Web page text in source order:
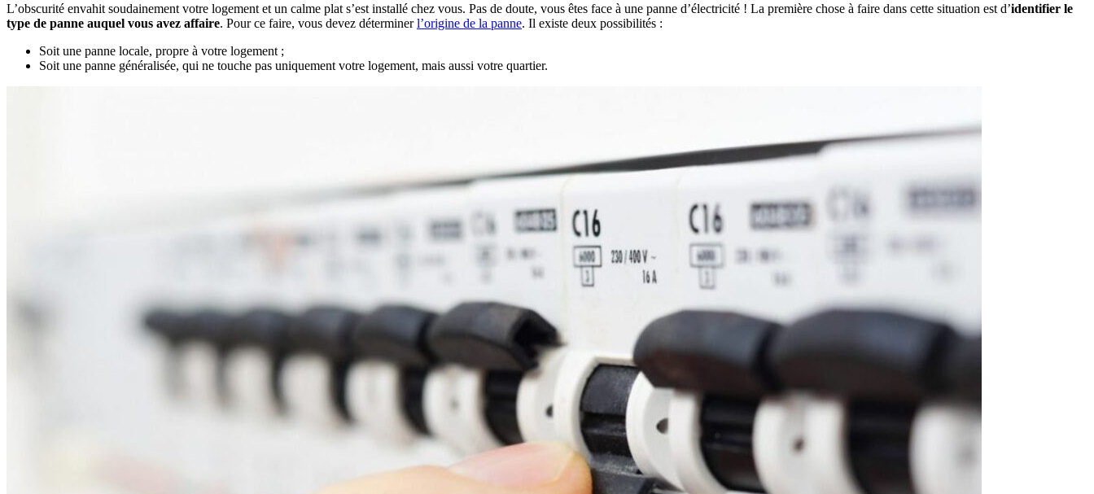
L’obscurité envahit soudainement votre logement et un calme plat s’est installé chez vous. Pas de doute, vous êtes face à une panne d’électricité ! La première chose à faire dans cette situation est d’identifier le
type de panne auquel vous avez affaire. Pour ce faire, vous devez déterminerl’origine de la panne. Il existe deux possibilités :
Soit une panne locale, propre à votre logement ;
Soit une panne généralisée, qui ne touche pas uniquement votre logement, mais aussi votre quartier.